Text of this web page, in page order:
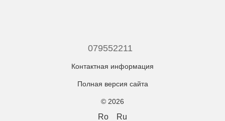
079552211
Контактная информация
Полная версия сайта
© 2026
Ro Ru